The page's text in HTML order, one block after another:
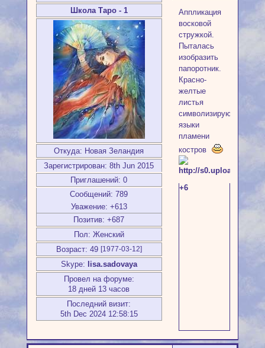
Школа Таро - 1
Откуда: Новая Зеландия
Зарегистрирован: 8th Jun 2015
Приглашений: 0
Сообщений: 789
Уважение: +613
Позитив: +687
Пол: Женский
Возраст: 49 [1977-03-12]
Skype:
lisa.sadovaya
Провел на форуме:
18 дней 13 часов
Последний визит:
5th Dec 2024 12:58:15
Аппликация
восковой
стружкой.
Пыталась
изобразить
папоротник.
Красно-
желтые
листья
символизируют
языки
пламени
костров
+6